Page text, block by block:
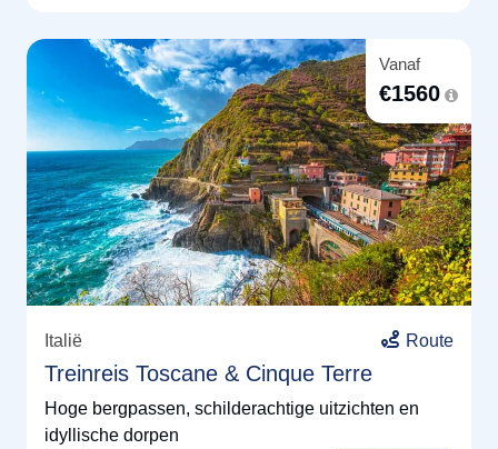
Vanaf
€1560
Italië Route
Treinreis Toscane & Cinque Terre
Hoge bergpassen, schilderachtige uitzichten en
idyllische dorpen